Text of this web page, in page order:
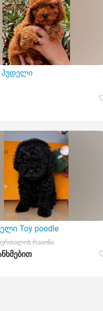
პუდელი
Toy poodle
რაიონი